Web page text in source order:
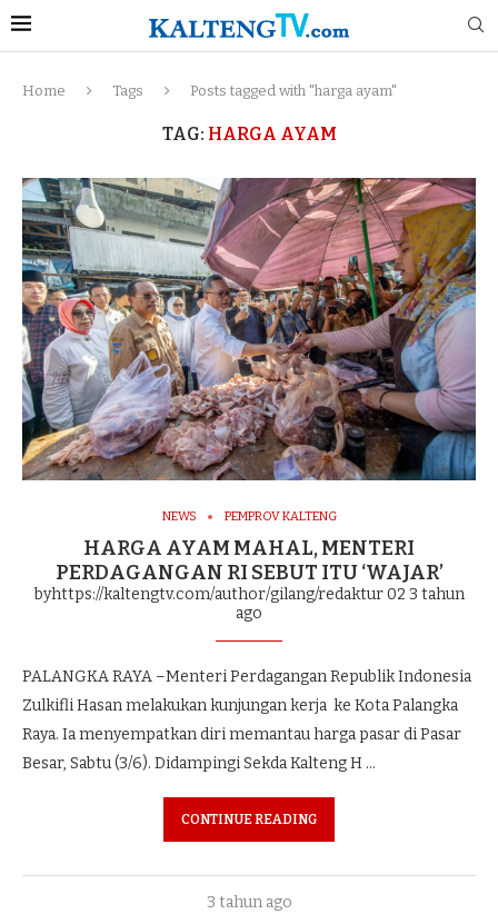
Home Tags Posts tagged with "harga ayam"
TAG: HARGA AYAM
NEWS PEMPROV KALTENG
HARGA AYAM MAHAL, MENTERI
PERDAGANGAN RI SEBUT ITU ‘WAJAR’
byhttps://kaltengtv.com/author/gilang/redaktur 02 3 tahun
ago
PALANGKA RAYA –Menteri Perdagangan Republik Indonesia
Zulkifli Hasan melakukan kunjungan kerja ke Kota Palangka
Raya. Ia menyempatkan diri memantau harga pasar di Pasar
Besar, Sabtu (3/6). Didampingi Sekda Kalteng H …
CONTINUE READING
3 tahun ago